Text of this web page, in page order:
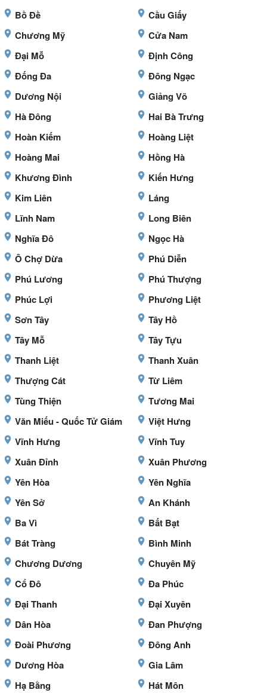
Bồ Đề
Cầu Giấy
Chương Mỹ
Cửa Nam
Đại Mỗ
Định Công
Đống Đa
Đông Ngạc
Dương Nội
Giảng Võ
Hà Đông
Hai Bà Trưng
Hoàn Kiếm
Hoàng Liệt
Hoàng Mai
Hồng Hà
Khương Đình
Kiến Hưng
Kim Liên
Láng
Lĩnh Nam
Long Biên
Nghĩa Đô
Ngọc Hà
Ô Chợ Dừa
Phú Diễn
Phú Lương
Phú Thượng
Phúc Lợi
Phương Liệt
Sơn Tây
Tây Hồ
Tây Mỗ
Tây Tựu
Thanh Liệt
Thanh Xuân
Thượng Cát
Từ Liêm
Tùng Thiện
Tương Mai
Văn Miếu - Quốc Tử Giám
Việt Hưng
Vĩnh Hưng
Vĩnh Tuy
Xuân Đỉnh
Xuân Phương
Yên Hòa
Yên Nghĩa
Yên Sở
An Khánh
Ba Vì
Bất Bạt
Bát Tràng
Bình Minh
Chương Dương
Chuyên Mỹ
Cổ Đô
Đa Phúc
Đại Thanh
Đại Xuyên
Dân Hòa
Đan Phượng
Đoài Phương
Đông Anh
Dương Hòa
Gia Lâm
Hạ Bằng
Hát Môn